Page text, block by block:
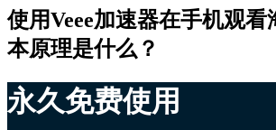
使用Veee加速器在手机观
本原理是什么？
永久免费使用